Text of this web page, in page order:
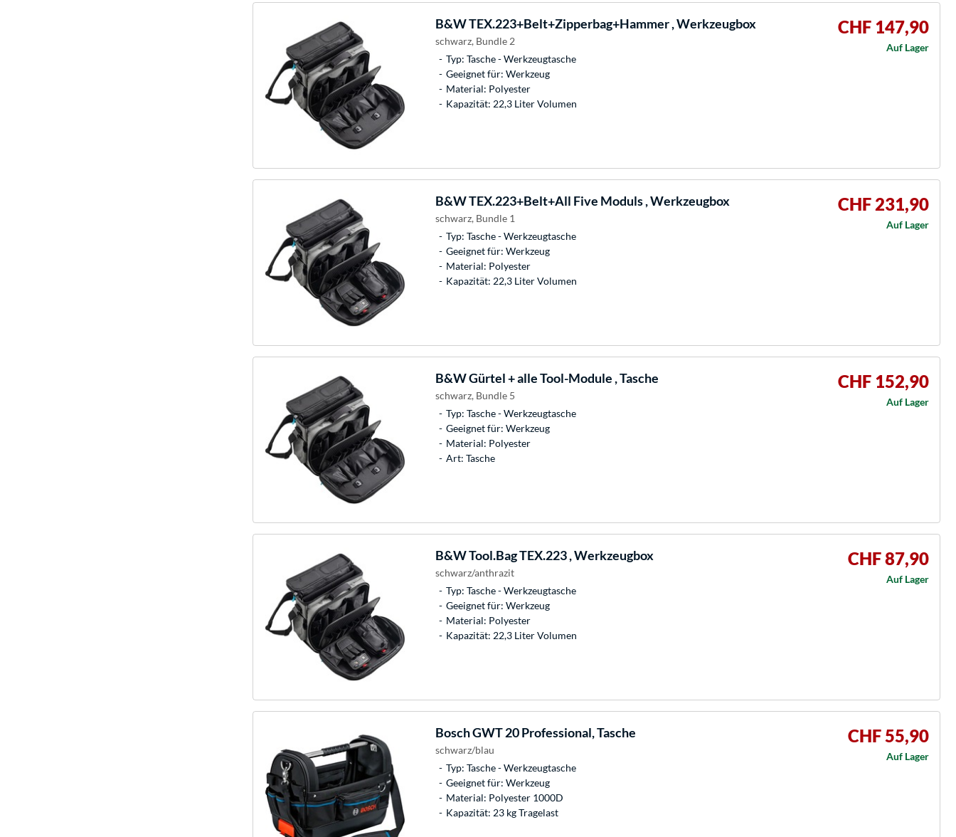
B&WTEX.223+Belt+Zipperbag+Hammer , Werkzeugbox
schwarz, Bundle 2
Typ: Tasche - Werkzeugtasche
Geeignet für: Werkzeug
Material: Polyester
Kapazität: 22,3 Liter Volumen
CHF 147,90
Auf Lager
B&WTEX.223+Belt+All Five Moduls , Werkzeugbox
schwarz, Bundle 1
Typ: Tasche - Werkzeugtasche
Geeignet für: Werkzeug
Material: Polyester
Kapazität: 22,3 Liter Volumen
CHF 231,90
Auf Lager
B&WGürtel + alle Tool-Module , Tasche
schwarz, Bundle 5
Typ: Tasche - Werkzeugtasche
Geeignet für: Werkzeug
Material: Polyester
Art: Tasche
CHF 152,90
Auf Lager
B&WTool.Bag TEX.223 , Werkzeugbox
schwarz/anthrazit
Typ: Tasche - Werkzeugtasche
Geeignet für: Werkzeug
Material: Polyester
Kapazität: 22,3 Liter Volumen
CHF 87,90
Auf Lager
BoschGWT 20 Professional, Tasche
schwarz/blau
Typ: Tasche - Werkzeugtasche
Geeignet für: Werkzeug
Material: Polyester 1000D
Kapazität: 23 kg Tragelast
CHF 55,90
Auf Lager